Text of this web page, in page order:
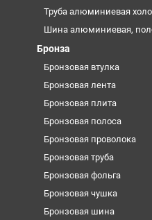
Труба алюминиевая
Шина алюминиевая,
Бронза
Бронзовая втулка
Бронзовая лента
Бронзовая плита
Бронзовая полоса
Бронзовая проволока
Бронзовая труба
Бронзовая фольга
Бронзовая чушка
Бронзовая шина